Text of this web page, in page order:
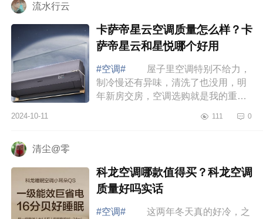
流水行云
卡萨帝星云空调质量怎么样？卡
萨帝星云和星悦哪个好用
#空调#
屋子里空调特别不给力，
制冷慢还有异味，清洗了也没用，明
年新房交房，空调选购就是我的重中
星云空调质量怎么样？卡萨帝星云和
2024-10-11 111 0
清尘@零
科龙空调哪款值得买？科龙空调
质量好吗实话
#空调#
这两年冬天真的好冷，之